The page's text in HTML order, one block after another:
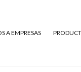
A EMPRESAS